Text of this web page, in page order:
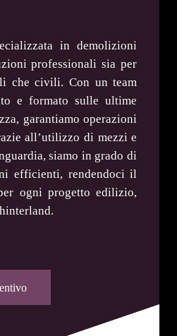
in demolizioni
professionali sia per
che civili. Con un team
e formato sulle ultime
garantiamo operazioni
all’utilizzo di mezzi e
siamo in grado di
efficienti, rendendoci il
ogni progetto edilizio,